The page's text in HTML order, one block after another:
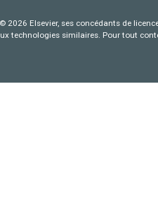
2026 Elsevier, ses concédants de
technologies similaires. Pour tout